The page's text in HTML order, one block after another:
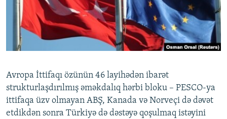
İNFOQRAFIKA
KARIKATURA
AZƏRBAYCAN ƏDƏBIYYATI KITABXANASI
İSLAM VƏ DEMOKRATIYA
İZ - MƏDƏNIYYƏT PROQRAMI
MISSIYAMIZ
PEŞƏ ETIKASI VƏ JURNALISTIKA STANDARTLARIMIZ
MATERIALLARIMIZDAN ISTIFADƏ
BIZIMLƏ ƏLAQƏ
XƏBƏR BÜLLETENLƏRIMIZ
BIZI IZLƏ
Avropa İttifaqı özünün 46 layihədən ibarət
strukturlaşdırılmış əməkdalıq hərbi bloku – PESCO-ya
ittifaqa üzv olmayan ABŞ, Kanada və Norveçi də dəvət
etdikdən sonra Türkiyə də dəstəyə qoşulmaq istəyini